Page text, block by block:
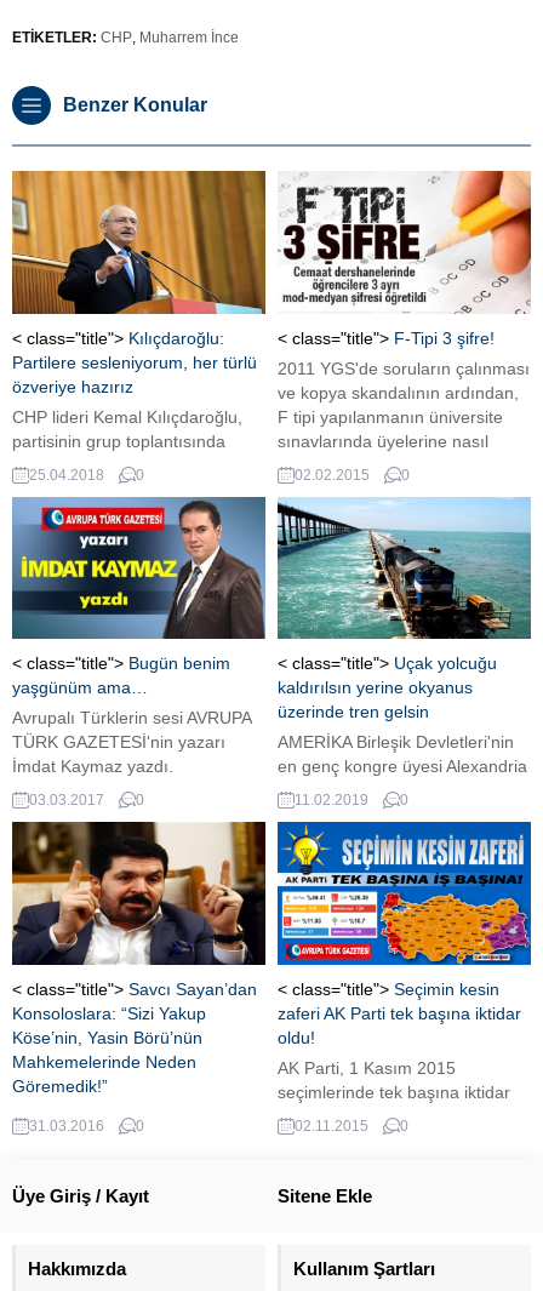
ETİKETLER: CHP, Muharrem İnce
Benzer Konular
< class="title"> Kılıçdaroğlu:
Partilere sesleniyorum, her türlü
özveriye hazırız
CHP lideri Kemal Kılıçdaroğlu,
partisinin grup toplantısında
yaptığı konuşmada “Geniş bir
ittifakı sağlamalıyız. Herkes bir
şekliyle parlamentoda yerini
almalıdır. Biz cumhuriyetin
kuruluşunda hangi değerler söz
konusu ise 24 Haziran’da onu
savunacağız” dedi. Partilere de
seslenen CHP lideri, “Her türlü
özveride bulunmaya hazırız”
mesajı verdi. Muhtarlar için bir
kanun taslağı hazırladıklarını...
25.04.2018 0
< class="title"> F-Tipi 3 şifre!
2011 YGS'de soruların çalınması
ve kopya skandalının ardından,
F tipi yapılanmanın üniversite
sınavlarında üyelerine nasıl
yüksek puan aldırdığı da netleşti.
Mod - Medyan sistemini kullanan
cemaatin, ihtiyaçları ve ileriye
dönük stratejileri kapsamında 3
ayrı şifreyle yönlendirme
yaptırdığı belirlendi.
02.02.2015 0
< class="title"> Bugün benim
yaşgünüm ama…
Avrupalı Türklerin sesi AVRUPA
TÜRK GAZETESİ'nin yazarı
İmdat Kaymaz yazdı.
Önümüzdeki dönem için olası
toplumsal tehlikelerden
bahseden gazeteci Kaymaz,
dünya dengelerinin değiştiğini
yazarak, Hollanda'da 'polder
modeli' şeklinde ifade edilen
uzlaşı arayışının adresinin
Recep Tayyip Erdoğan'da
odaklandığını yazdı.
03.03.2017 0
< class="title"> Uçak yolcuğu
kaldırılsın yerine okyanus
üzerinde tren gelsin
AMERİKA Birleşik Devletleri'nin
en genç kongre üyesi Alexandria
Ocasio-Cortez'ın yeni kitle
ulaşım önerisi insanı hayrete
düşürdü. Cortez uçak
yolculuğuna son verilmesini
istedi.
11.02.2019 0
< class="title"> Savcı Sayan’dan
Konsoloslara: “Sizi Yakup
Köse’nin, Yasin Börü’nün
Mahkemelerinde Neden
Göremedik!”
Siyasetçi Savcı Sayan, casusluk
davasından yargılanan Can
elçilere can alıcı soruyu sordu.
31.03.2016 0
< class="title"> Seçimin kesin
zaferi AK Parti tek başına iktidar
oldu!
AK Parti, 1 Kasım 2015
seçimlerinde tek başına iktidar
oldu.02.11.2015 0
Üye Giriş / Kayıt Sitene Ekle
Hakkımızda Kullanım Şartları